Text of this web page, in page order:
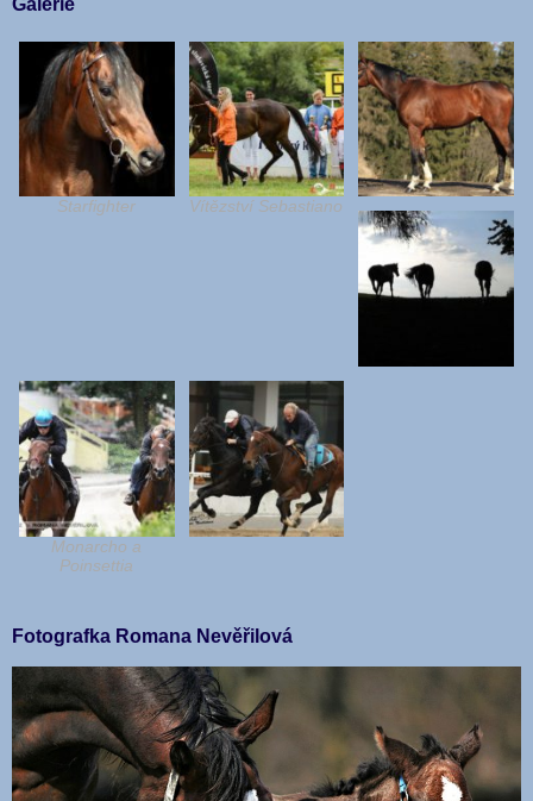
Starfighter Vítězství Sebastiano
Monarcho a
Poinsettia
Fotografka Romana Nevěřilová